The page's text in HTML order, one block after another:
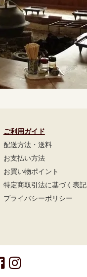
ご利用ガイド
配送方法・送料
お支払い方法
お買い物ポイント
特定商取引法に基づく表記
プライバシーポリシー